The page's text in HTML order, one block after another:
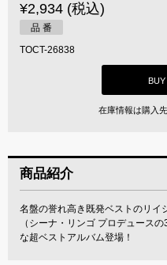
¥2,934 (税込)
品 番
TOCT-26838
在庫情報は購入
商品紹介
名盤の誉れ高き既発ベストのリイ
（シーナ・リンゴ プロデュース
な超ベストアルバム登場！